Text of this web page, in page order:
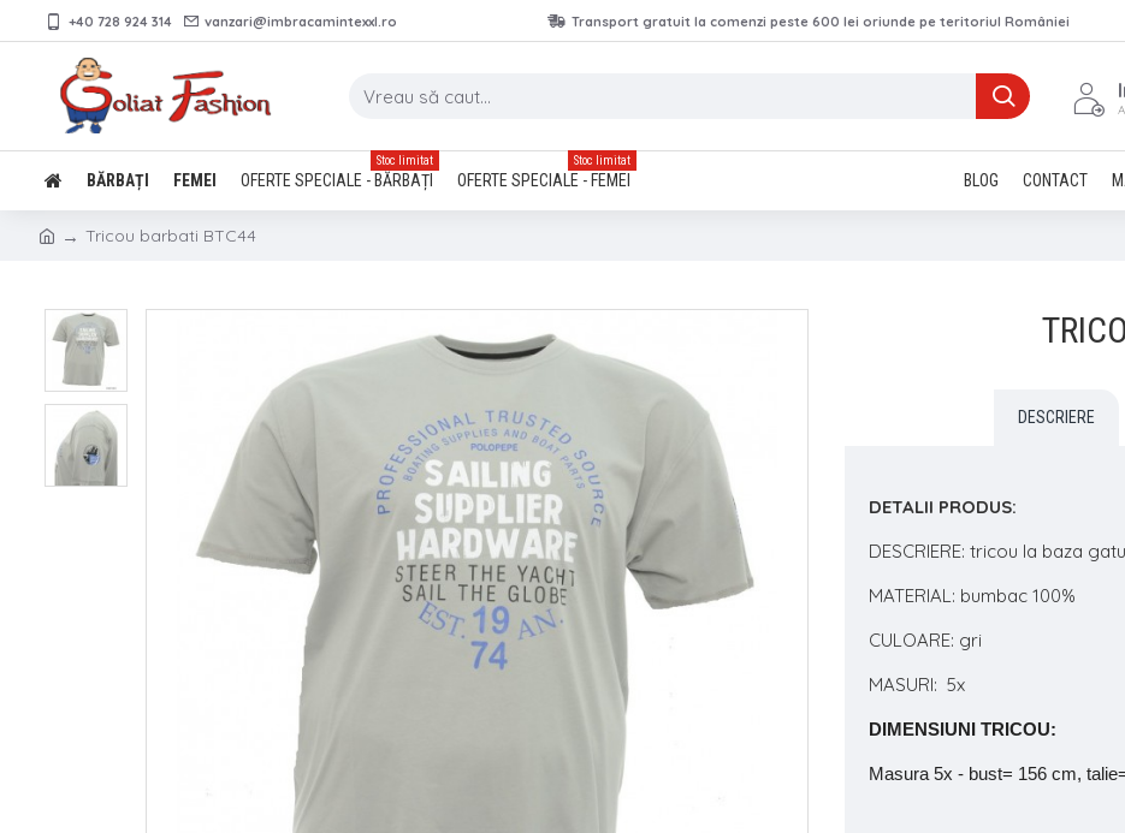
+40 728 924 314 vanzari@imbracamintexxl.ro Transport gratuit la comenzi peste 600 lei oriunde pe teritoriul României
BĂRBAȚI FEMEI OFERTE SPECIALE - BĂRBAȚI
Stoc limitat
OFERTE SPECIALE - FEMEI
Stoc limitat
BLOG CONTACT
Tricou barbati BTC44
DESCRIERE
DETALII PRODUS:
DESCRIERE: tricou la baza
MATERIAL: bumbac 100%
CULOARE: gri
MASURI: 5x
DIMENSIUNI TRICOU:
Masura 5x - bust= 156 cm,